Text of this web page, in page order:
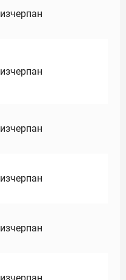
изчерпан
изчерпан
изчерпан
изчерпан
изчерпан